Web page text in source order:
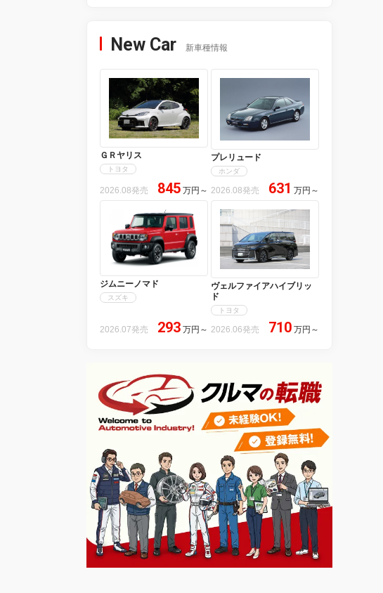
New Car 新車種情報
ＧＲヤリス
トヨタ
2026.08発売 845 万円 ～
プレリュード
ホンダ
2026.08発売 631 万円 ～
ジムニーノマド
スズキ
2026.07発売 293 万円 ～
ヴェルファイアハイブリッ
ド
トヨタ
2026.06発売 710 万円 ～